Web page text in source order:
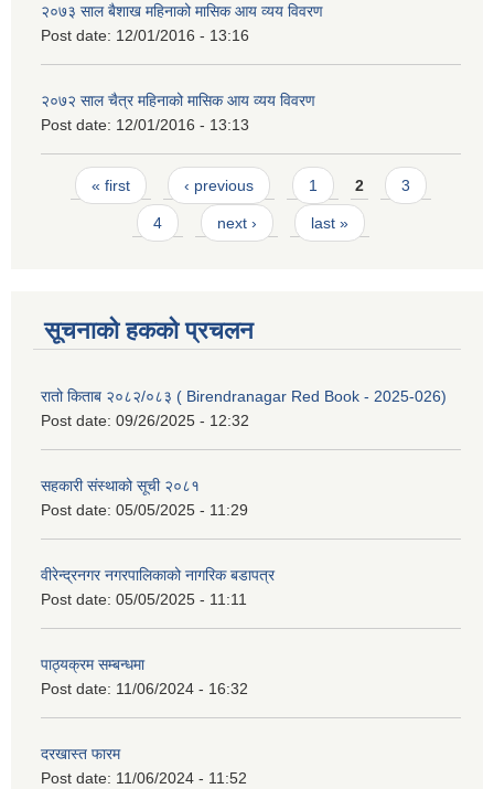
२०७३ साल बैशाख महिनाको मासिक आय व्यय विवरण
Post date: 12/01/2016 - 13:16
२०७२ साल चैत्र महिनाको मासिक आय व्यय विवरण
Post date: 12/01/2016 - 13:13
Pages
« first ‹ previous 1 2 3
4 next › last »
सूचनाको हकको प्रचलन
रातो किताब २०८२/०८३ ( Birendranagar Red Book - 2025-026)
Post date: 09/26/2025 - 12:32
सहकारी संस्थाको सूची २०८१
Post date: 05/05/2025 - 11:29
वीरेन्द्रनगर नगरपालिकाको नागरिक बडापत्र
Post date: 05/05/2025 - 11:11
पाठ्यक्रम सम्बन्धमा
Post date: 11/06/2024 - 16:32
दरखास्त फारम
Post date: 11/06/2024 - 11:52